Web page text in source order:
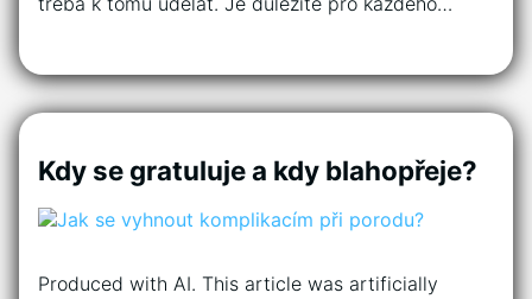
Kdy se gratuluje a kdy blahopřeje?
Produced with AI. This article was artificially